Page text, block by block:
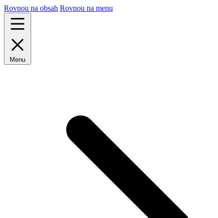
Rovnou na obsah Rovnou na menu
Menu